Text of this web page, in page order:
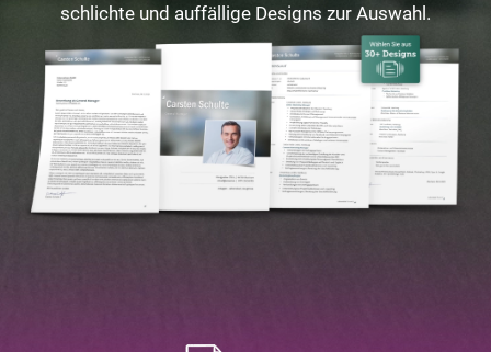
schlichte und auffällige Designs zur Auswahl.